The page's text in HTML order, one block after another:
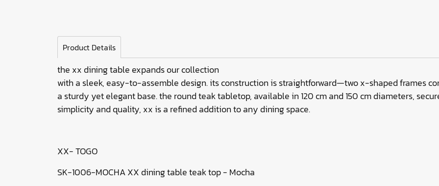
Product Details
the xx dining table expands our collection
with a sleek, easy-to-assemble design. its construction is straightforward—two x-shaped frames
a sturdy yet elegant base. the round teak tabletop, available in 120 cm and 150 cm diameters,
simplicity and quality, xx is a refined addition to any dining space.
XX- TOGO
SK-1006-MOCHA XX dining table teak top - Mocha